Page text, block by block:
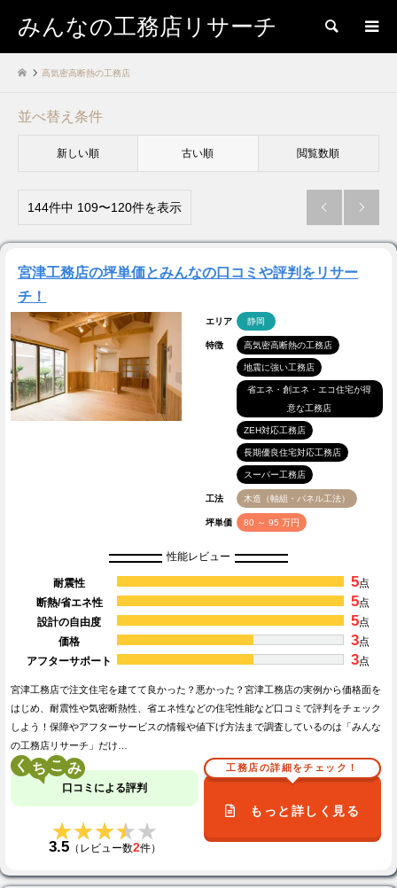
みんなの工務店リサーチ 検索
高気密高断熱の工務店
並べ替え条件
新しい順 古い順 閲覧数順
144件中 109〜120件を表示  
宮津工務店の坪単価とみんなの口コミや評判をリサー
チ！
エリア 静岡
特徴 高気密高断熱の工務店
地震に強い工務店
省エネ・創エネ・エコ住宅が得
意な工務店
ZEH対応工務店
長期優良住宅対応工務店
スーパー工務店
工法 木造（軸組・パネル工法）
坪単価 80 ～ 95 万円
性能レビュー
耐震性 5点
断熱/省エネ性
5点
設計の自由度
5点
価格
3点
アフターサポート
3点
宮津工務店で注文住宅を建てて良かった？悪かった？宮津工務店の実例から価格面を
はじめ、耐震性や気密断熱性、省エネ性などの住宅性能など口コミで評判をチェック
しよう！保障やアフターサービスの情報や値下げ方法まで調査しているのは「みんな
の工務店リサーチ」だけ…
く こ
口コミによる評判
★★★★★
★★★★★
3.5（レビュー数2件）
工務店の詳細をチェック！
もっと詳しく見る